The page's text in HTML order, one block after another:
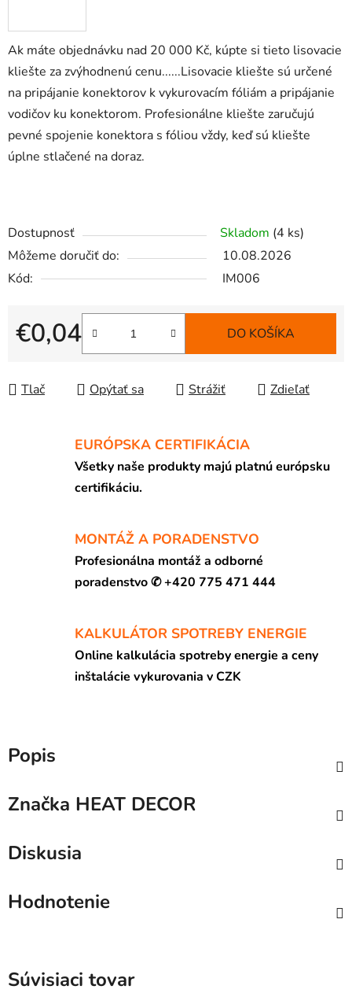
Ak máte objednávku nad 20 000 Kč, kúpte si tieto lisovacie
kliešte za zvýhodnenú cenu......Lisovacie kliešte sú určené
na pripájanie konektorov k vykurovacím fóliám a pripájanie
vodičov ku konektorom. Profesionálne kliešte zaručujú
pevné spojenie konektora s fóliou vždy, keď sú kliešte
úplne stlačené na doraz.
Dostupnosť Skladom (4 ks)
Môžeme doručiť do:
10.08.2026
Kód:
IM006
€0,04
Jednotková cena:
DO KOŠÍKA
Tlač Opýtať sa Strážiť Zdieľať
EURÓPSKA CERTIFIKÁCIA
Všetky naše produkty majú platnú európsku
certifikáciu.
MONTÁŽ A PORADENSTVO
Profesionálna montáž a odborné
poradenstvo ✆ +420 775 471 444
KALKULÁTOR SPOTREBY ENERGIE
Online kalkulácia spotreby energie a ceny
inštalácie vykurovania v CZK
Popis
Značka HEAT DECOR
Diskusia
Hodnotenie
Súvisiaci tovar